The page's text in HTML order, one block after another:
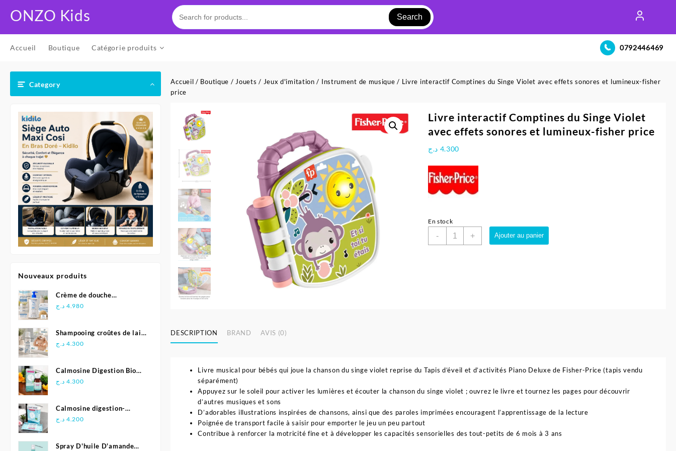
ONZO Kids Search
Accueil Boutique Catégorie produits 0792446469
Category
Nouveaux produits
Crème de douche
Relipidante - Neutraderm
4.980 د.ج
Shampooing croûtes de lait
- Biolane
4.300 د.ج
Calmosine Digestion Bio
Bébé 100 ml
4.300 د.ج
Calmosine digestion-
Biolane
4.200 د.ج
Spray D'huile D'amande
Accueil / Boutique / Jouets / Jeux d'imitation / Instrument de musique / Livre interactif Comptines du Singe Violet avec effets sonores et lumineux-fisher
price
Livre interactif Comptines du Singe Violet
avec effets sonores et lumineux-fisher price
4.300 د.ج
En stock
-
quantité
fisher
+ Ajouter au panier
DESCRIPTION BRAND AVIS (0)
Livre musical pour bébés qui joue la chanson du singe violet reprise du Tapis d’éveil et d’activités Piano Deluxe de Fisher-Price (tapis vendu
séparément)
Appuyez sur le soleil pour activer les lumières et écouter la chanson du singe violet ; ouvrez le livre et tournez les pages pour découvrir
d’autres musiques et sons
D’adorables illustrations inspirées de chansons, ainsi que des paroles imprimées encouragent l’apprentissage de la lecture
Poignée de transport facile à saisir pour emporter le jeu un peu partout
Contribue à renforcer la motricité fine et à développer les capacités sensorielles des tout-petits de 6 mois à 3 ans